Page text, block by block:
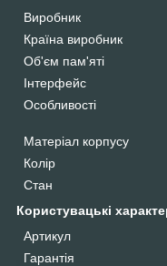
Виробник
Країна виробник
Об'єм пам'яті
Інтерфейс
Особливості
Матеріал корпусу
Колір
Стан
Користувацькі
Артикул
Гарантія